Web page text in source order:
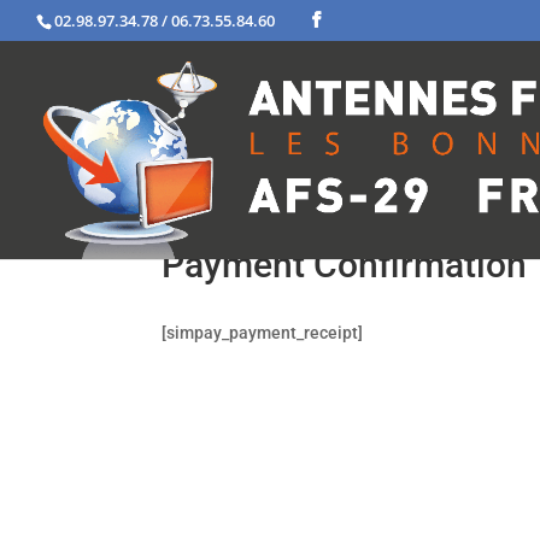
02.98.97.34.78 / 06.73.55.84.60
Payment Confirmation
[simpay_payment_receipt]